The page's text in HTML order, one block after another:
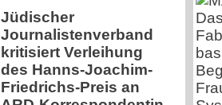
Jüdischer
Journalistenverband
kritisiert Verleihung
des Hanns-Joachim-
Friedrichs-Preis an